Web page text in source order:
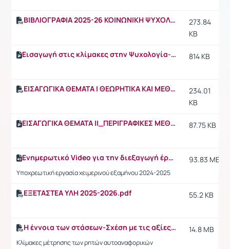
ΒΙΒΛΙΟΓΡΑΦΙΑ 2025-26 ΚΟΙΝΩΝΙΚΗ ΨΥΧΟΛΟΓΙΑ I.pdf
273.84
KB
Εισαγωγή στις κλίμακες στην Ψυχολογία-είδη κλιμάκων 814 KB
ΕΙΣΑΓΩΓΙΚΑ ΘΕΜΑΤΑ I ΘΕΩΡΗΤΙΚΑ ΚΑΙ ΜΕΘΟΔΟΛΟΓΙΚΑ 2025-26.pdf
234.01
KB
ΕΙΣΑΓΩΓΙΚΑ ΘΕΜΑΤΑ II_ΠΕΡΙΓΡΑΦΙΚΕΣ ΜΕΘΟΔΟΙ ΕΡΕΥΝΑΣ 2025-26.pptx 87.75 KB
Ενημερωτικό Video για την διεξαγωγή έρευνας με τίτλο "Μελέτη Ημερολογίου surveyYIK"
Υποχρεωτική εργασία χειμερινού εξαμήνου 2024-2025
93.83 MB
ΕΞΕΤΑΣΤΕΑ ΥΛΗ 2025-2026.pdf 55.2 KB
Η έννοια των στάσεων-Σχέση με τις αξίες, Ρητές και άρρητες στάσεις και η μέτρησή τους
Κλίμακες μέτρησης των ρητών αυτοαναφορικών
14.8 MB